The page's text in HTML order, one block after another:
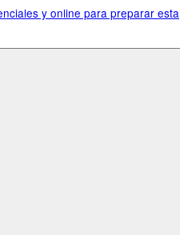
y online para preparar esta